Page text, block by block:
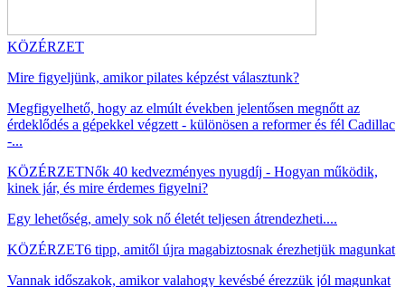
KÖZÉRZET
Mire figyeljünk, amikor pilates képzést választunk?
Megfigyelhető, hogy az elmúlt években jelentősen megnőtt az
érdeklődés a gépekkel végzett - különösen a reformer és fél Cadillac
-...
KÖZÉRZETNők 40 kedvezményes nyugdíj - Hogyan működik,
kinek jár, és mire érdemes figyelni?
Egy lehetőség, amely sok nő életét teljesen átrendezheti....
KÖZÉRZET6 tipp, amitől újra magabiztosnak érezhetjük magunkat
Vannak időszakok, amikor valahogy kevésbé érezzük jól magunkat